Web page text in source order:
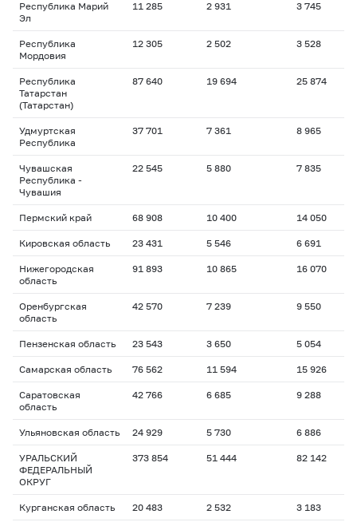
Республика Марий
Эл
11 285 2 931 3 745
Республика
Мордовия
12 305 2 502 3 528
Республика
Татарстан
(Татарстан)
87 640 19 694 25 874
Удмуртская
Республика
37 701 7 361 8 965
Чувашская
Республика -
Чувашия
22 545 5 880 7 835
Пермский край 68 908 10 400 14 050
Кировская область 23 431 5 546 6 691
Нижегородская
область
91 893 10 865 16 070
Оренбургская
область
42 570 7 239 9 550
Пензенская область 23 543 3 650 5 054
Самарская область 76 562 11 594 15 926
Саратовская
область
42 766 6 685 9 288
Ульяновская область 24 929 5 730 6 886
УРАЛЬСКИЙ
ФЕДЕРАЛЬНЫЙ
ОКРУГ
373 854 51 444 82 142
Курганская область 20 483 2 532 3 183